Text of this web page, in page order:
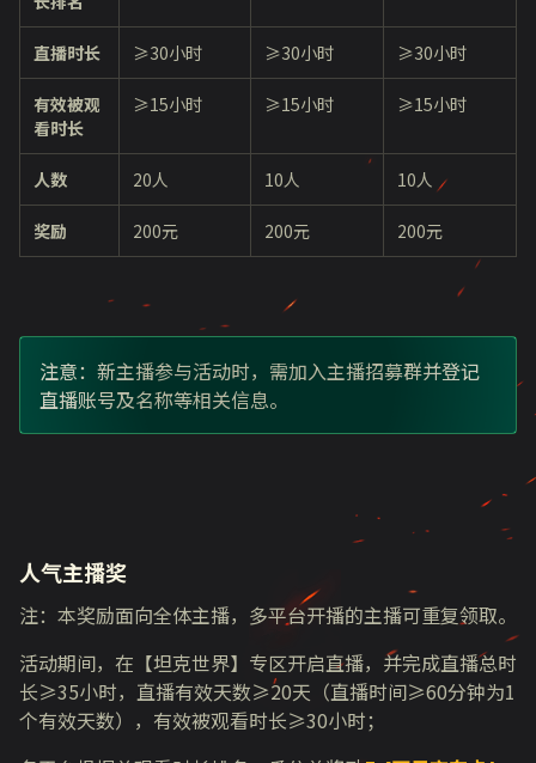
直播时长 ≥30小时 ≥30小时 ≥30小时
有效被观
看时长
≥15小时 ≥15小时 ≥15小时
人数 20人 10人 10人
奖励 200元 200元 200元
注意：新主播参与活动时，需加入主播招募群并登记
直播账号及名称等相关信息。
人气主播奖
注：本奖励面向全体主播，多平台开播的主播可重复领取。
活动期间，在【坦克世界】专区开启直播，并完成直播总时
长≥35小时，直播有效天数≥20天（直播时间≥60分钟为1
个有效天数），有效被观看时长≥30小时；